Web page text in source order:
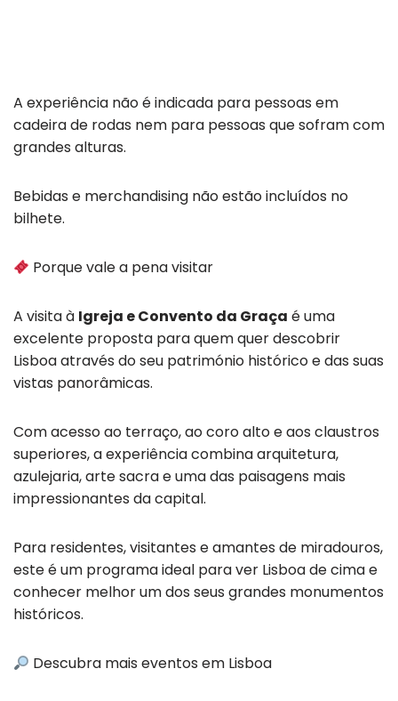
A experiência não é indicada para pessoas em
cadeira de rodas nem para pessoas que sofram com
grandes alturas.
Bebidas e merchandising não estão incluídos no
bilhete.
Porque vale a pena visitar
A visita à Igreja e Convento da Graça é uma
excelente proposta para quem quer descobrir
Lisboa através do seu património histórico e das suas
vistas panorâmicas.
Com acesso ao terraço, ao coro alto e aos claustros
superiores, a experiência combina arquitetura,
azulejaria, arte sacra e uma das paisagens mais
impressionantes da capital.
Para residentes, visitantes e amantes de miradouros,
este é um programa ideal para ver Lisboa de cima e
conhecer melhor um dos seus grandes monumentos
históricos.
Descubra mais eventos em Lisboa